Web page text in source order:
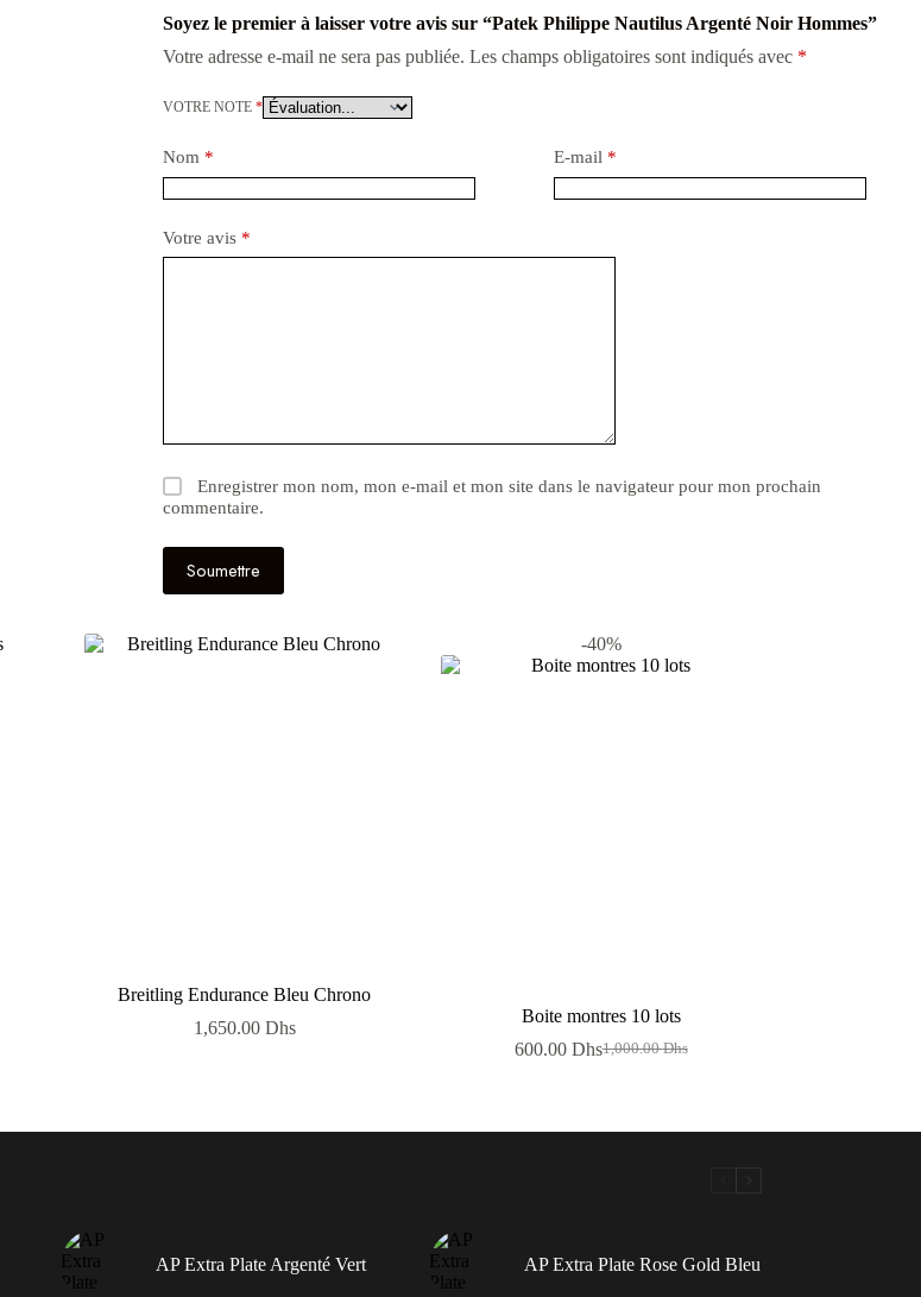
Soyez le premier à laisser votre avis sur “Patek Philippe Nautilus Argenté Noir Hommes”
Votre adresse e-mail ne sera pas publiée. Les champs obligatoires sont indiqués avec *
VOTRE NOTE *
Nom * E-mail *
Votre avis *
Enregistrer mon nom, mon e-mail et mon site dans le navigateur pour mon prochain
commentaire.
Soumettre
Breitling Endurance Bleu Chrono
1,650.00 Dhs
-40%
Boite montres 10 lots
1,000.00Dhs
Le
600.00 DhsLe
AP Extra Plate Argenté Vert AP Extra Plate Rose Gold Bleu